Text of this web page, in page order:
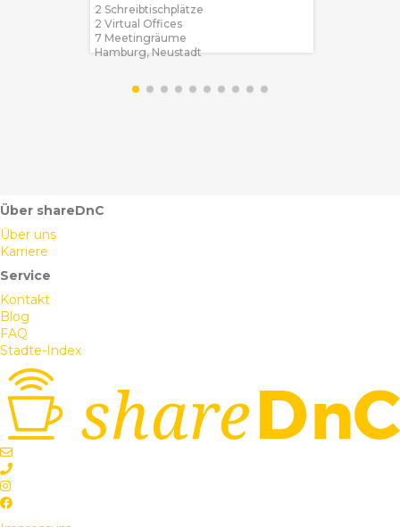
2 Schreibtischplätze
2 Virtual Offices
7 Meetingräume
Hamburg, Neustadt
Über shareDnC
Über uns
Karriere
Service
Kontakt
Blog
FAQ
Städte-Index